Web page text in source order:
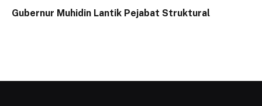
Gubernur Muhidin Lantik Pejabat Struktural